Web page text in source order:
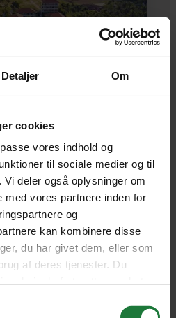
Detaljer Om
cookies
vores indhold og
til sociale medier og til
deler også oplysninger om
med vores partnere inden for
og
kan kombinere disse
du har givet dem, eller som
af deres tjenester. Du
Cottage
der ligger direkte
hvid sandstrand på
af Phu Quoc.